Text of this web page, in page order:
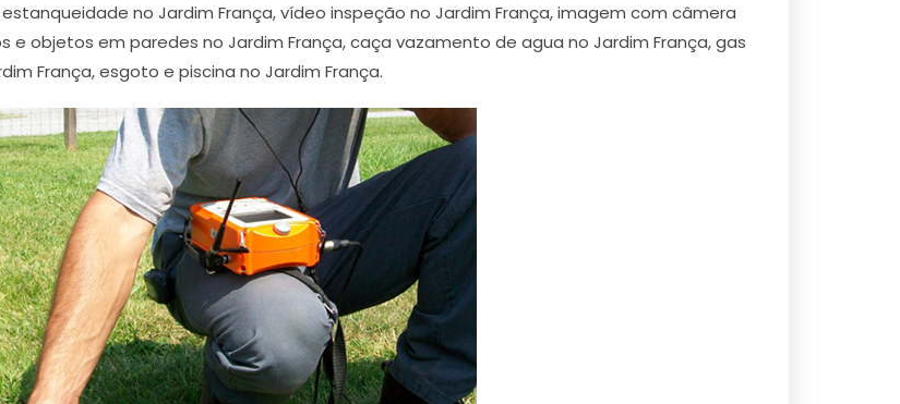
no Jardim França, vídeo inspeção no Jardim França, imagem com câmera
objetos em paredes no Jardim França, caça vazamento de agua no Jardim França, gas
França, esgoto e piscina no Jardim França.